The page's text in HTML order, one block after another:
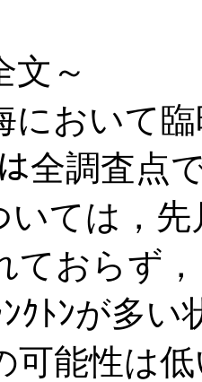
文～
において
全調査点
いては，
ておらず
ｸﾄﾝが多
可能性は